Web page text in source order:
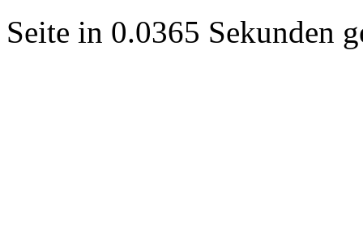
Seite in 0.0365 Sekunden